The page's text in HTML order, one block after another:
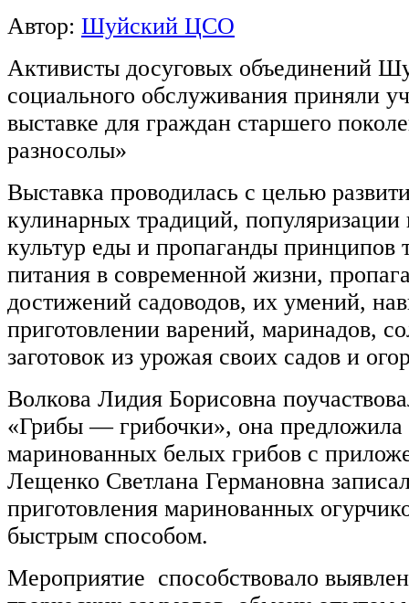
Автор: Шуйский ЦСО
Активисты досуговых объединений
социального обслуживания приняли
выставке для граждан старшего
разносолы»
Выставка проводилась с целью
кулинарных традиций,
культур еды и пропаганды принципов
питания в современной жизни,
достижений садоводов, их умений,
приготовлении варений, маринадов,
заготовок из урожая своих садов и
Волкова Лидия Борисовна
«Грибы — грибочки», она предложила
маринованных белых грибов с
Лещенко Светлана Германовна
приготовления маринованных
быстрым способом.
Мероприятие способствовало